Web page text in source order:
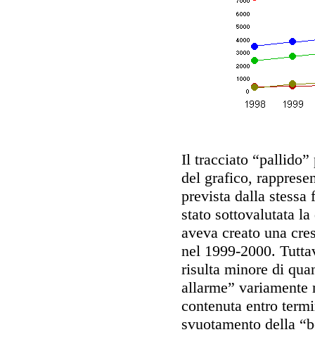
Il tracciato “pallido”
del grafico,
prevista dalla
stato sottovalutata
aveva creato una
nel 1999-2000.
risulta minore di
allarme” variamente
contenuta entro
svuotamento della